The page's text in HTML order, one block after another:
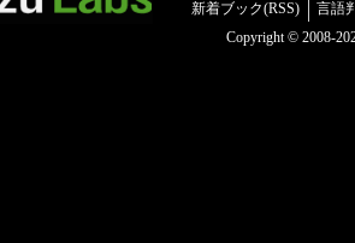
新着ブック(RSS)
言語
Copyright © 2008-